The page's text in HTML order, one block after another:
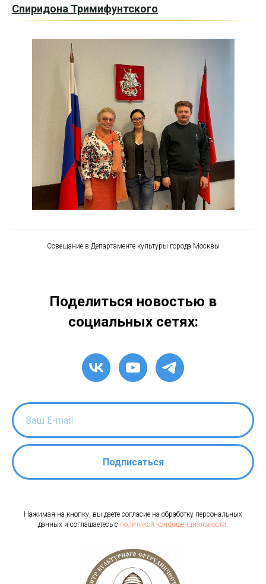
Спиридона Тримифунтского
Совещание в Департаменте культуры города Москвы
Поделиться новостью в
социальных сетях:
Подписаться
Нажимая на кнопку, вы даете согласие на обработку персональных
данных и соглашаетесь c политикой конфиденциальности.